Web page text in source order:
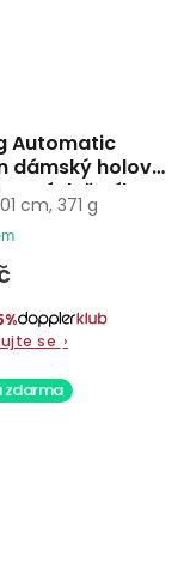
Automatic
dámský holový
deštník
se ›
cm, 371 g
zdarma